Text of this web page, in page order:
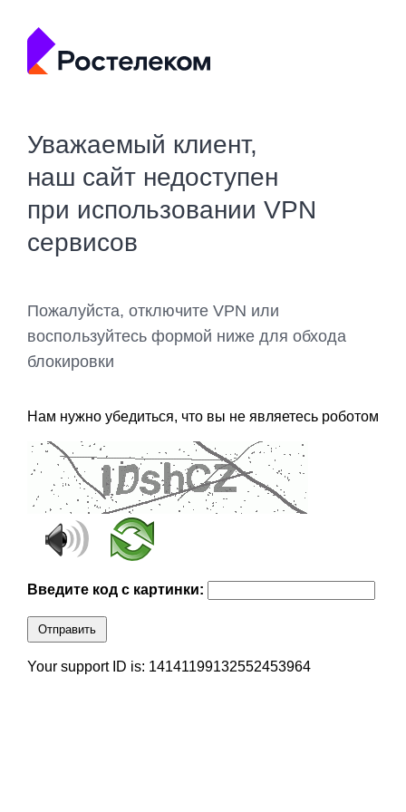
Уважаемый клиент,
наш сайт недоступен
при использовании VPN
сервисов
Пожалуйста, отключите VPN или
воспользуйтесь формой ниже для обхода
блокировки
Нам нужно убедиться, что вы не являетесь роботом
Введите код с картинки:
Отправить
Your support ID is: 14141199132552453964